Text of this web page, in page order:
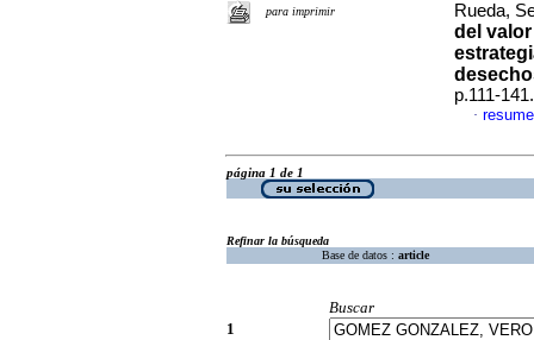
para imprimir
Rueda,
del
p.111-
·
página 1 de 1
Refinar la búsqueda
Base de datos : article
Buscar
1